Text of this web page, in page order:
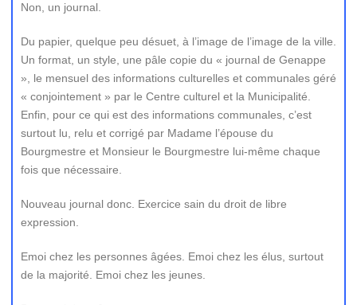
Non, un journal.
Du papier, quelque peu désuet, à l’image de l’image de la ville.
Un format, un style, une pâle copie du « journal de Genappe
», le mensuel des informations culturelles et communales géré
« conjointement » par le Centre culturel et la Municipalité.
Enfin, pour ce qui est des informations communales, c’est
surtout lu, relu et corrigé par Madame l’épouse du
Bourgmestre et Monsieur le Bourgmestre lui-même chaque
fois que nécessaire.
Nouveau journal donc. Exercice sain du droit de libre
expression.
Emoi chez les personnes âgées. Emoi chez les élus, surtout
de la majorité. Emoi chez les jeunes.